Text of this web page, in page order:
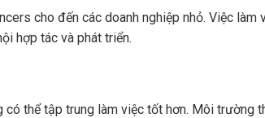
cho đến các doanh nghiệp nhỏ. Việc làm
hợp tác và phát triển.
thể tập trung làm việc tốt hơn. Môi trường